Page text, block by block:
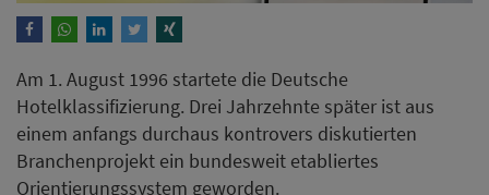
Am 1. August 1996 startete die Deutsche
Hotelklassifizierung. Drei Jahrzehnte später ist aus
einem anfangs durchaus kontrovers diskutierten
Branchenprojekt ein bundesweit etabliertes
Orientierungssystem geworden.